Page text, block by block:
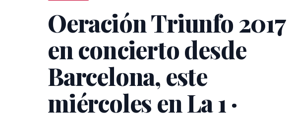
Oeración Triunfo 2017
en concierto desde
Barcelona, este
miércoles en La 1 ·